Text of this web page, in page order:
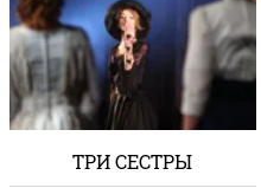
ТРИ СЕСТРЫ